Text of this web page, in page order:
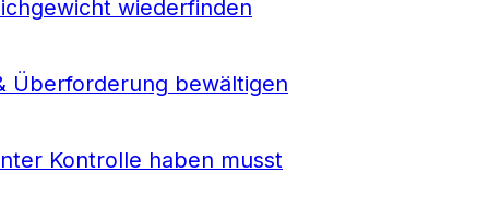
wiederfinden
Überforderung bewältigen
Kontrolle haben musst